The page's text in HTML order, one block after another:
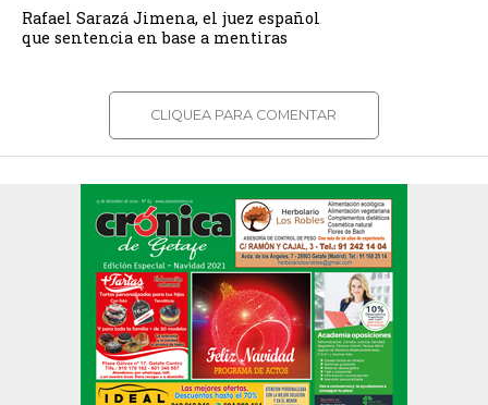
Rafael Sarazá Jimena, el juez español
que sentencia en base a mentiras
CLIQUEA PARA COMENTAR